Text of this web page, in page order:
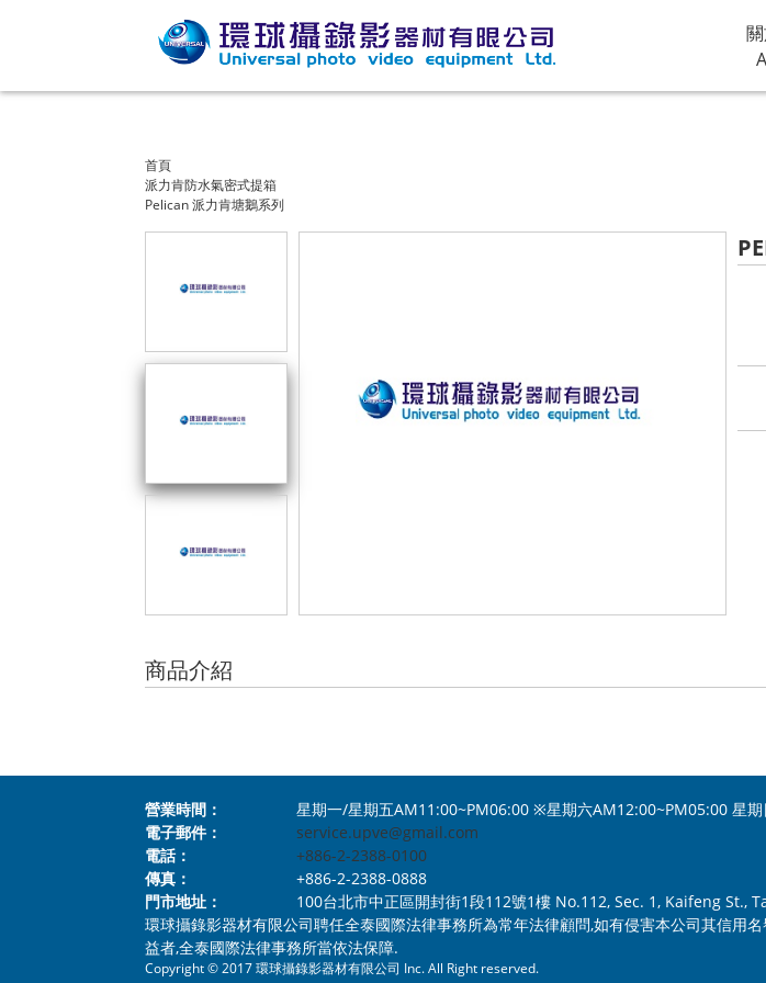
首頁
派力肯防水氣密式提箱
Pelican 派力肯塘鵝系列
商品介紹
營業時間：
星期一/星期五AM11:00~PM06:00 ※星期六AM12:00~PM05:00 星
電子郵件：
service.upve@gmail.com
電話：
+886-2-2388-0100
傳真：
+886-2-2388-0888
門市地址：
100台北市中正區開封街1段112號1樓 No.112, Sec. 1, Kaifeng St.,
環球攝錄影器材有限公司聘任全泰國際法律事務所為常年法律顧問,如有侵害本公司其信用
益者,全泰國際法律事務所當依法保障.
Copyright © 2017 環球攝錄影器材有限公司 Inc. All Right reserved.